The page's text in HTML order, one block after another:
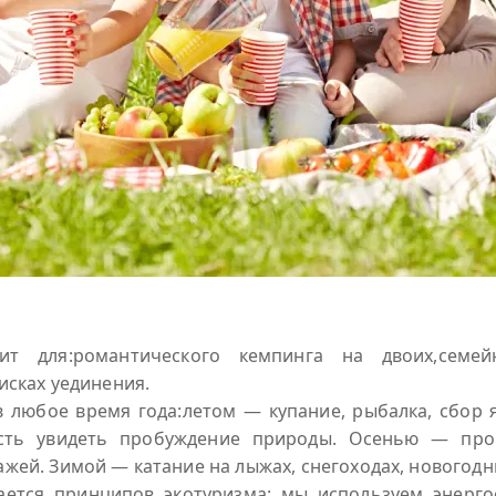
для:романтического кемпинга на
уединения.
любое время года:летом — купание, рыбалка,
увидеть пробуждение природы. Осенью —
Зимой — катание на лыжах, снегоходах,